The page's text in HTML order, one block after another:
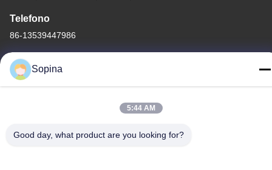
Telefono
86-13539447986
Buona qualità della Cina motore passo-passo ibrido Fornitore. ©
TECHNOLOGY CO.,LTD . Tutti i diritti riservati.
Sopina
5:44 AM
Good day, what product are you looking for?